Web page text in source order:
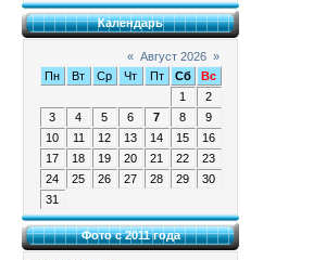
Календарь
« Август 2026 »
Пн
Вт Ср Чт Пт Сб
Вс
1
2
3
4 5 6 7 8
9
10
11 12 13 14 15
16
17
18 19 20 21 22
23
24
25 26 27 28 29
30
31
Фото с 2011 года